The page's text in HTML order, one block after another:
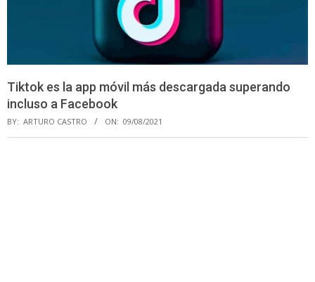
Tiktok es la app móvil más descargada superando
incluso a Facebook
BY: ARTURO CASTRO ON: 09/08/2021